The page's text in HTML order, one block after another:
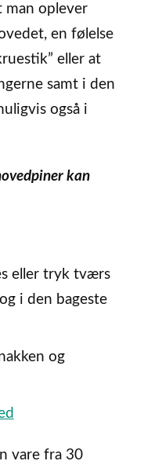
man oplever
en følelse
eller at
samt i den
også i
kan
eller tryk tværs
i den bageste
og
vare fra 30